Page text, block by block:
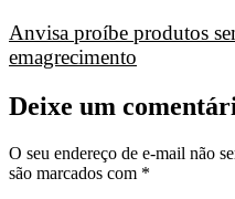
Anvisa proíbe produtos
emagrecimento
Deixe um
O seu endereço de e-mail não
são marcados com *